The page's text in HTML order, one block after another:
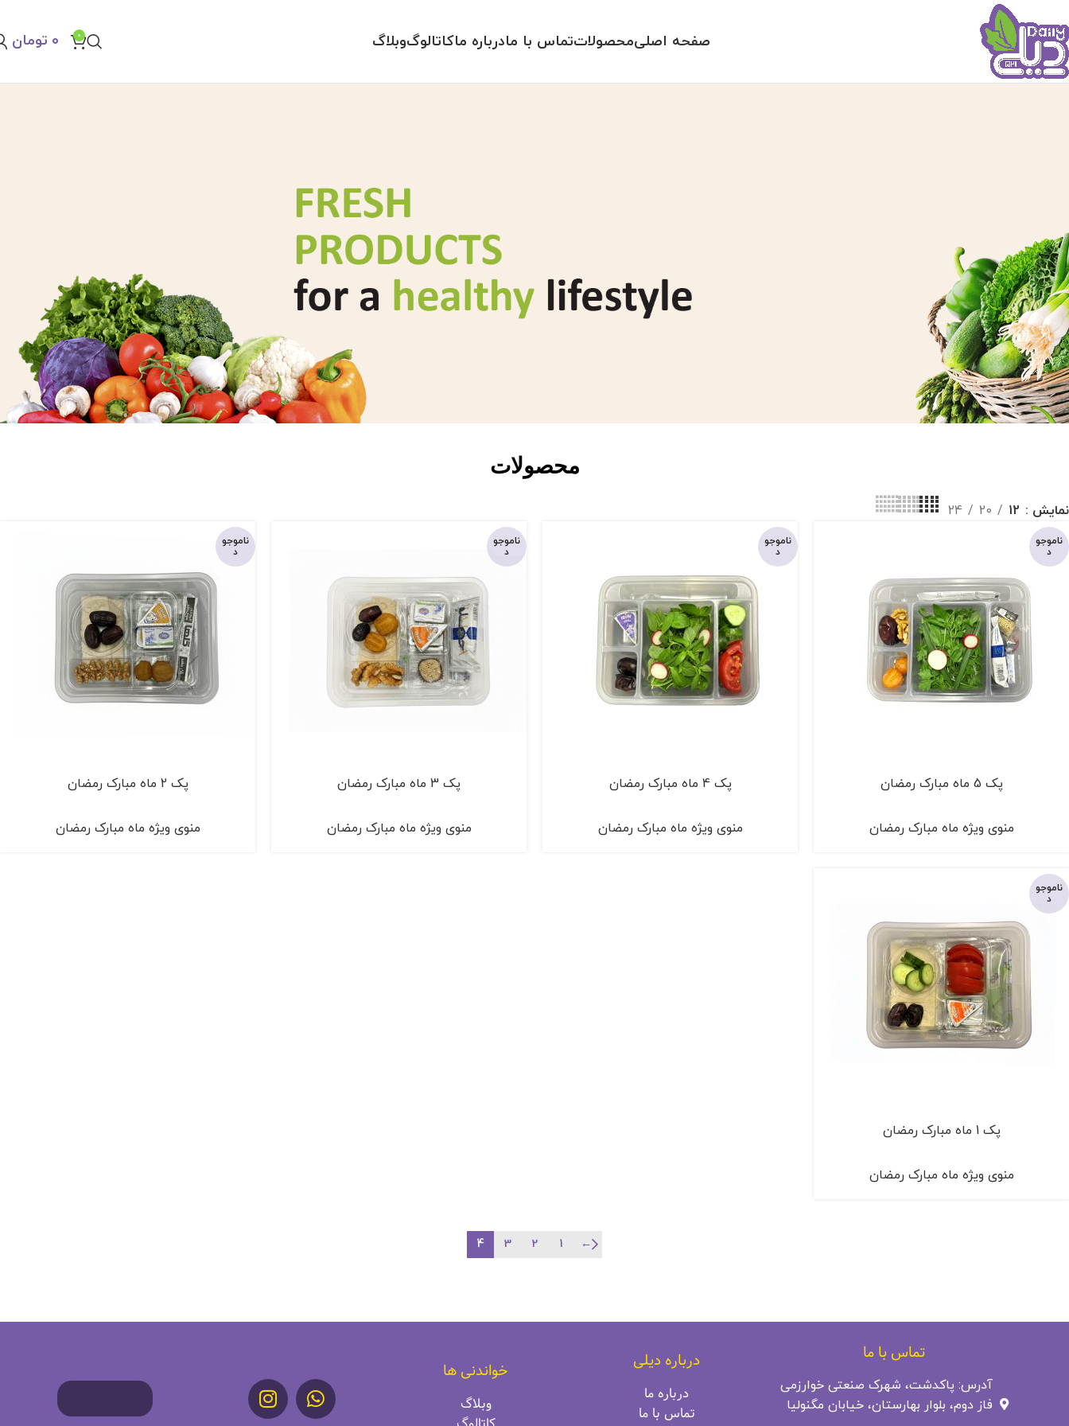
صفحه اصلیمحصولاتتماس با مادرباره ماکاتالوگوبلاگ 0 ۰ تومان
محصولات
نمایش 12
20
24
ناموجو
د
پک 5 ماه مبارک رمضان
منوی ویژه ماه مبارک رمضان
ناموجو
د
پک 4 ماه مبارک رمضان
منوی ویژه ماه مبارک رمضان
ناموجو
د
پک 3 ماه مبارک رمضان
منوی ویژه ماه مبارک رمضان
ناموجو
د
پک 2 ماه مبارک رمضان
منوی ویژه ماه مبارک رمضان
ناموجو
د
پک 1 ماه مبارک رمضان
منوی ویژه ماه مبارک رمضان
←
1
2
3
4
تماس با ما
آدرس: پاکدشت، شهرک صنعتی خوارزمی
فاز دوم، بلوار بهارستان، خیابان مگنولیا
درباره دیلی
درباره ما
تماس با ما
خواندنی ها
وبلاگ